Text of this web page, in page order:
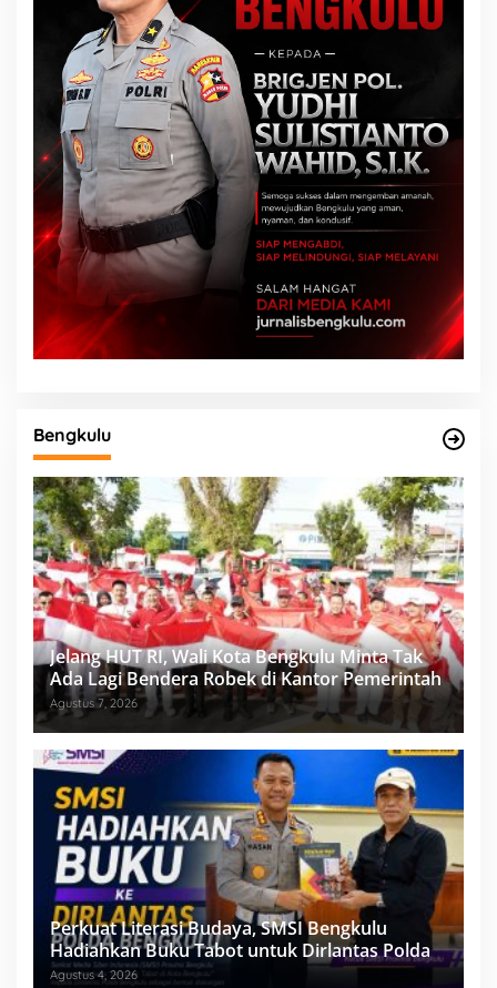
Bengkulu
Jelang HUT RI, Wali Kota Bengkulu Minta Tak
Ada Lagi Bendera Robek di Kantor Pemerintah
Agustus 7, 2026
Perkuat Literasi Budaya, SMSI Bengkulu
Hadiahkan Buku Tabot untuk Dirlantas Polda
Agustus 4, 2026